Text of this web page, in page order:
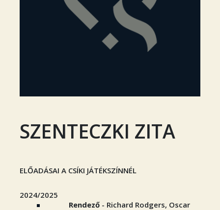
SZENTECZKI ZITA
ELŐADÁSAI A CSÍKI JÁTÉKSZÍNNÉL
2024/2025
Rendező - Richard Rodgers, Oscar